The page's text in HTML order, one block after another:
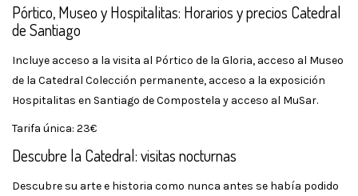
Pórtico, Museo y Hospitalitas: Horarios y precios Catedral
de Santiago
Incluye acceso a la visita al Pórtico de la Gloria, acceso al Museo
de la Catedral Colección permanente, acceso a la exposición
Hospitalitas en Santiago de Compostela y acceso al MuSar.
Tarifa única: 23€
Descubre la Catedral: visitas nocturnas
Descubre su arte e historia como nunca antes se había podido